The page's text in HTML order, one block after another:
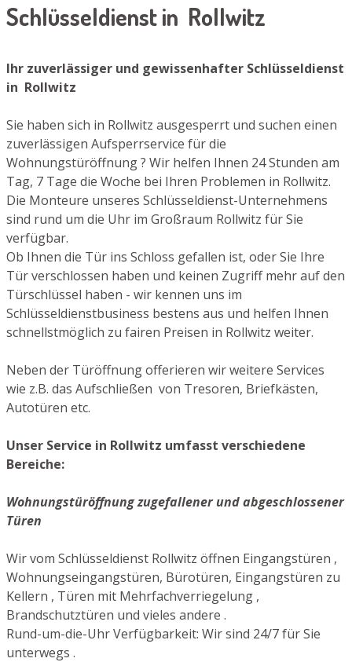
Schlüsseldienst in Rollwitz
Ihr zuverlässiger und gewissenhafter Schlüsseldienst
in Rollwitz
Sie haben sich in Rollwitz ausgesperrt und suchen einen
zuverlässigen Aufsperrservice für die
Wohnungstüröffnung ? Wir helfen Ihnen 24 Stunden am
Tag, 7 Tage die Woche bei Ihren Problemen in Rollwitz.
Die Monteure unseres Schlüsseldienst-Unternehmens
sind rund um die Uhr im Großraum Rollwitz für Sie
verfügbar.
Ob Ihnen die Tür ins Schloss gefallen ist, oder Sie Ihre
Tür verschlossen haben und keinen Zugriff mehr auf den
Türschlüssel haben - wir kennen uns im
Schlüsseldienstbusiness bestens aus und helfen Ihnen
schnellstmöglich zu fairen Preisen in Rollwitz weiter.
Neben der Türöffnung offerieren wir weitere Services
wie z.B. das Aufschließen von Tresoren, Briefkästen,
Autotüren etc.
Unser Service in Rollwitz umfasst verschiedene
Bereiche:
Wohnungstüröffnung zugefallener und abgeschlossener
Türen
Wir vom Schlüsseldienst Rollwitz öffnen Eingangstüren ,
Wohnungseingangstüren, Bürotüren, Eingangstüren zu
Kellern , Türen mit Mehrfachverriegelung ,
Brandschutztüren und vieles andere .
Rund-um-die-Uhr Verfügbarkeit: Wir sind 24/7 für Sie
unterwegs .